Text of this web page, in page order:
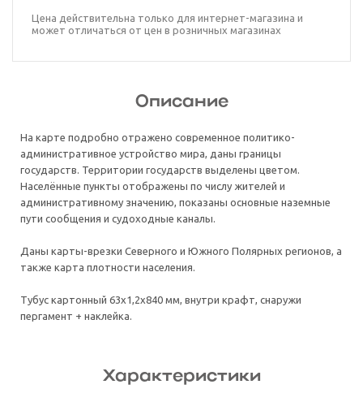
Цена действительна только для интернет-магазина и
может отличаться от цен в розничных магазинах
Описание
На карте подробно отражено современное политико-
административное устройство мира, даны границы
государств. Территории государств выделены цветом.
Населённые пункты отображены по числу жителей и
административному значению, показаны основные наземные
пути сообщения и судоходные каналы.
Даны карты-врезки Северного и Южного Полярных регионов, а
также карта плотности населения.
Тубус картонный 63х1,2х840 мм, внутри крафт, снаружи
пергамент + наклейка.
Характеристики